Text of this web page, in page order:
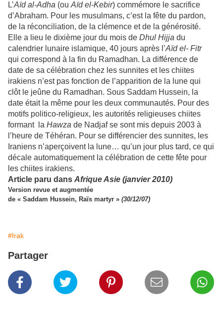
L’Aïd al-Adha (ou Aïd el-Kebir) commémore le sacrifice
d’Abraham. Pour les musulmans, c’est la fête du pardon,
de la réconciliation, de la clémence et de la générosité.
Elle a lieu le dixième jour du mois de Dhul Hijja du
calendrier lunaire islamique, 40 jours après l’Aïd el- Fitr
qui correspond à la fin du Ramadhan. La différence de
date de sa célébration chez les sunnites et les chiites
irakiens n’est pas fonction de l’apparition de la lune qui
clôt le jeûne du Ramadhan. Sous Saddam Hussein, la
date était la même pour les deux communautés. Pour des
motifs politico-religieux, les autorités religieuses chiites
formant la Hawza de Nadjaf se sont mis depuis 2003 à
l’heure de Téhéran. Pour se différencier des sunnites, les
Iraniens n’aperçoivent la lune… qu’un jour plus tard, ce qui
décale automatiquement la célébration de cette fête pour
les chiites irakiens.
Article paru dans Afrique Asie (janvier 2010)
Version revue et augmentée
de « Saddam Hussein, Raïs martyr » (30/12/07)
#Irak
Partager